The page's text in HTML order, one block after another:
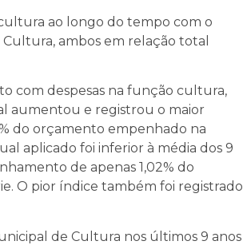
ao longo do tempo com o
ambos em relação total
com despesas na função cultura,
aumentou e registrou o maior
do orçamento empenhado na
aplicado foi inferior à média dos 9
de apenas 1,02% do
O pior índice também foi registrado
de Cultura nos últimos 9 anos